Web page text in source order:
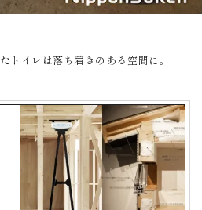
トイレは落ち着きのある空間に。